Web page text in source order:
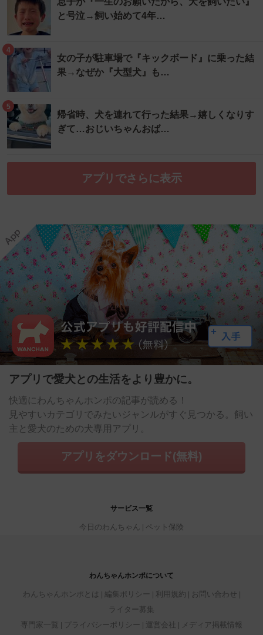
と号泣→飼い始めて4年…
4
女の子が駐車場で『キックボード』に乗った結
果→なぜか『大型犬』も…
5
帰省時、犬を連れて行った結果→嬉しくなりす
ぎて…おじいちゃんおば…
アプリでさらに表示
アプリで愛犬との生活をより豊かに。
快適にわんちゃんホンポの記事が読める！
見やすいカテゴリでみたいジャンルがすぐ見つかる。飼い
主と愛犬のための犬専用アプリ。
アプリをダウンロード(無料)
サービス一覧
今日のわんちゃん ペット保険
わんちゃんホンポについて
わんちゃんホンポとは 編集ポリシー 利用規約
お問い合わせ
ライター募集
専門家一覧
プライバシーポリシー 運営会社 メディア掲載情報